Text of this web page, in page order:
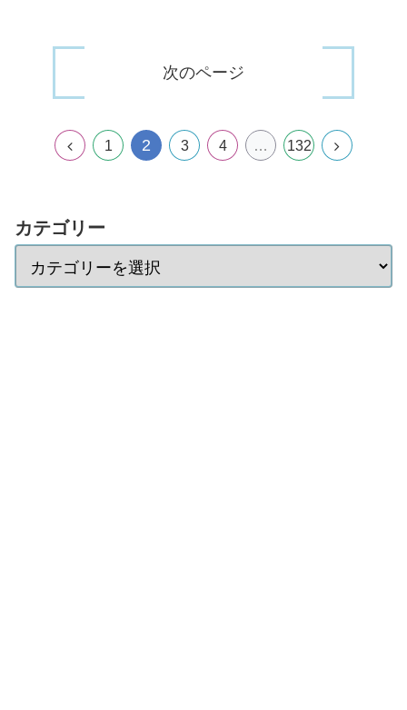
次のページ
1 2 3 4 … 132
カテゴリー